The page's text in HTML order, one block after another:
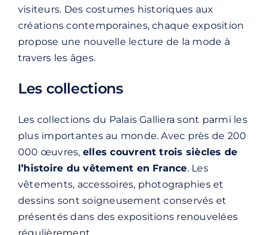
visiteurs. Des costumes historiques aux
créations contemporaines, chaque exposition
propose une nouvelle lecture de la mode à
travers les âges.
Les collections
Les collections du Palais Galliera sont parmi les
plus importantes au monde. Avec près de 200
000 œuvres, elles couvrent trois siècles de
l’histoire du vêtement en France. Les
vêtements, accessoires, photographies et
dessins sont soigneusement conservés et
présentés dans des expositions renouvelées